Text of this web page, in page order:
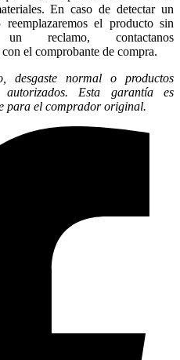
En caso de detectar un
el producto sin
reclamo, contactanos
con el comprobante de compra.
desgaste normal o productos
Esta garantía es
para el comprador original.